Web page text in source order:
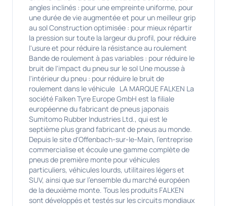
angles inclinés : pour une empreinte uniforme, pour
une durée de vie augmentée et pour un meilleur grip
au sol Construction optimisée : pour mieux répartir
la pression sur toute la largeur du profil, pour réduire
l'usure et pour réduire la résistance au roulement
Bande de roulement à pas variables : pour réduire le
bruit de l'impact du pneu sur le sol Une mousse à
l'intérieur du pneu : pour réduire le bruit de
roulement dans le véhicule LA MARQUE FALKEN La
société Falken Tyre Europe GmbH est la filiale
européenne du fabricant de pneus japonais
Sumitomo Rubber Industries Ltd., qui est le
septième plus grand fabricant de pneus au monde.
Depuis le site d'Offenbach-sur-le-Main, l'entreprise
commercialise et écoule une gamme complète de
pneus de première monte pour véhicules
particuliers, véhicules lourds, utilitaires légers et
SUV, ainsi que sur l'ensemble du marché européen
de la deuxième monte. Tous les produits FALKEN
sont développés et testés sur les circuits mondiaux